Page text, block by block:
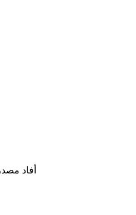
أفاد